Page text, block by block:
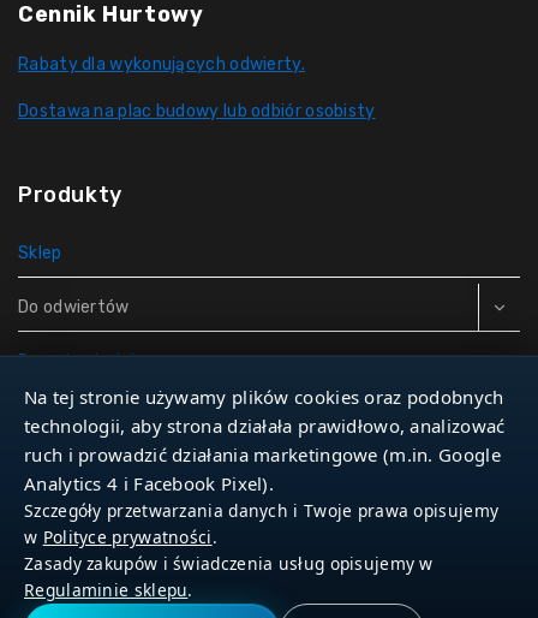
Cennik Hurtowy
Rabaty dla wykonujących odwierty.
Dostawa na plac budowy lub odbiór osobisty
Produkty
Sklep
Do odwiertów
Rury do studni
Zbiorniki hydroforowe
Narzędzia
© 2026 Dla Studniarza
Na tej stronie używamy plików cookies oraz podobnych
technologii, aby strona działała prawidłowo, analizować
ruch i prowadzić działania marketingowe (m.in. Google
Analytics 4 i Facebook Pixel).
Szczegóły przetwarzania danych i Twoje prawa opisujemy
w Polityce prywatności.
Zasady zakupów i świadczenia usług opisujemy w
Regulaminie sklepu.